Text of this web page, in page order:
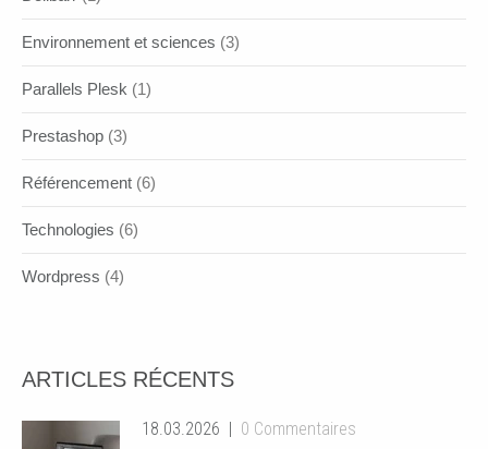
Environnement et sciences (3)
Parallels Plesk (1)
Prestashop (3)
Référencement (6)
Technologies (6)
Wordpress (4)
ARTICLES RÉCENTS
18.03.2026 0 Commentaires